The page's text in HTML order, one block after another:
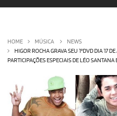
OLHA ISSO!
HOME MÚSICA
NEWS
HIGOR ROCHA GRAVA SEU 1°DVD DIA 17
PARTICIPAÇÕES ESPECIAIS DE LÉO